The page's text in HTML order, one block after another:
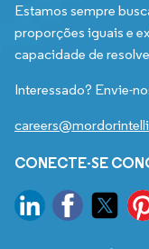
Estamos sempre
proporções iguais e
capacidade de
Interessado? Envie-
CONECTE-SE